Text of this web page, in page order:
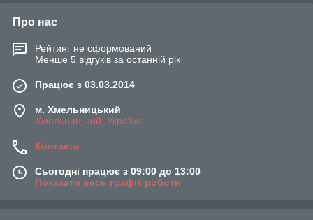
Про нас
Рейтинг не сформований
Менше 5 відгуків за останній рік
Працює з 03.03.2014
м. Хмельницький
Хмельницький, Україна
Контакти
Сьогодні працює з 09:00 до 13:00
Показати весь графік роботи